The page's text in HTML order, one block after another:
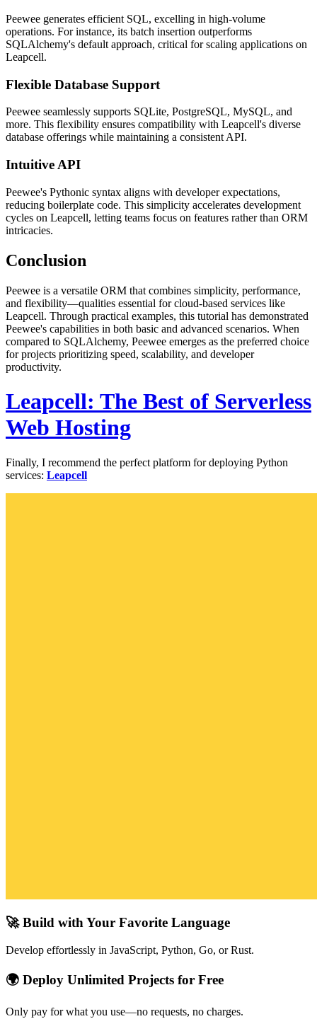
Peewee generates efficient SQL, excelling in high-volume
operations. For instance, its batch insertion outperforms
SQLAlchemy's default approach, critical for scaling applications on
Leapcell.
Flexible Database Support
Peewee seamlessly supports SQLite, PostgreSQL, MySQL, and
more. This flexibility ensures compatibility with Leapcell's diverse
database offerings while maintaining a consistent API.
Intuitive API
Peewee's Pythonic syntax aligns with developer expectations,
reducing boilerplate code. This simplicity accelerates development
cycles on Leapcell, letting teams focus on features rather than ORM
intricacies.
Conclusion
Peewee is a versatile ORM that combines simplicity, performance,
and flexibility—qualities essential for cloud-based services like
Leapcell. Through practical examples, this tutorial has demonstrated
Peewee's capabilities in both basic and advanced scenarios. When
compared to SQLAlchemy, Peewee emerges as the preferred choice
for projects prioritizing speed, scalability, and developer
productivity.
Leapcell: The Best of Serverless
Web Hosting
Finally, I recommend the perfect platform for deploying Python
services: Leapcell
🚀 Build with Your Favorite Language
Develop effortlessly in JavaScript, Python, Go, or Rust.
🌍 Deploy Unlimited Projects for Free
Only pay for what you use—no requests, no charges.